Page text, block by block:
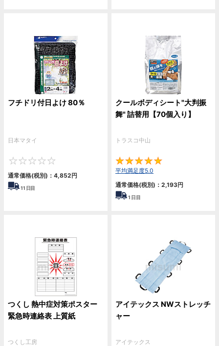
フチドリ付日よけ 80％
日本マタイ
通常価格(税別)： 4,852円
11 日目
クールボディシート"大判振
舞" 詰替用【70個入り】
トラスコ中山
平均満足度5.0
通常価格(税別)： 2,193円
1 日目
つくし 熱中症対策ポスター
緊急時連絡表 上質紙
つくし工房
アイテックス NWストレッチ
ャー
アイテックス